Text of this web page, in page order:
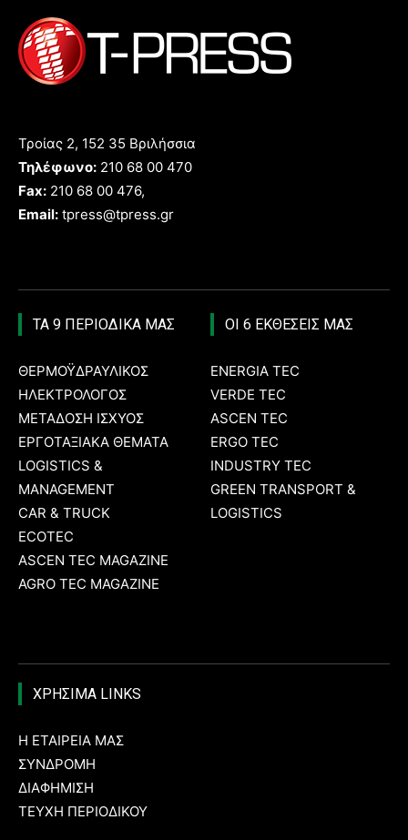
Τροίας 2, 152 35 Βριλήσσια
Τηλέφωνο: 210 68 00 470
Fax: 210 68 00 476,
Email: tpress@tpress.gr
ΤΑ 9 ΠΕΡΙΟΔΙΚΑ ΜΑΣ
ΘΕΡΜΟΫΔΡΑΥΛΙΚΟΣ
ΗΛΕΚΤΡΟΛΟΓΟΣ
ΜΕΤΑΔΟΣΗ ΙΣΧΥΟΣ
ΕΡΓΟΤΑΞΙΑΚΑ ΘΕΜΑΤΑ
LOGISTICS &
MANAGEMENT
CAR & TRUCK
ECOTEC
ASCEN TEC MAGAZINE
AGRO TEC MAGAZINE
ΟΙ 6 ΕΚΘΕΣΕΙΣ ΜΑΣ
ENERGIA TEC
VERDE TEC
ASCEN TEC
ERGO TEC
INDUSTRY TEC
GREEN TRANSPORT &
LOGISTICS
ΧΡΗΣΙΜΑ LINKS
Η ΕΤΑΙΡΕΙΑ ΜΑΣ
ΣΥΝΔΡΟΜΗ
ΔΙΑΦΗΜΙΣΗ
ΤΕΥΧΗ ΠΕΡΙΟΔΙΚΟΥ